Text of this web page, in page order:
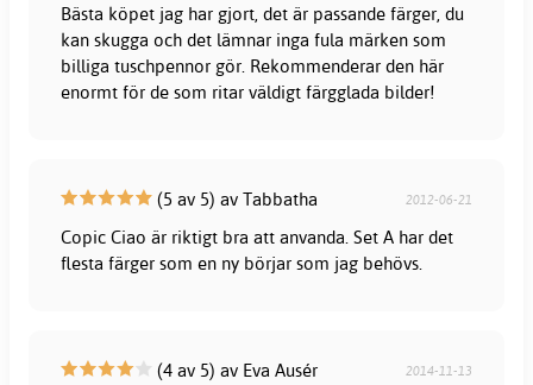
Bästa köpet jag har gjort, det är passande färger, du
kan skugga och det lämnar inga fula märken som
billiga tuschpennor gör. Rekommenderar den här
enormt för de som ritar väldigt färgglada bilder!
(5 av 5) av Tabbatha 2012-06-21
Copic Ciao är riktigt bra att anvanda. Set A har det
flesta färger som en ny börjar som jag behövs.
(4 av 5) av Eva Ausér 2014-11-13